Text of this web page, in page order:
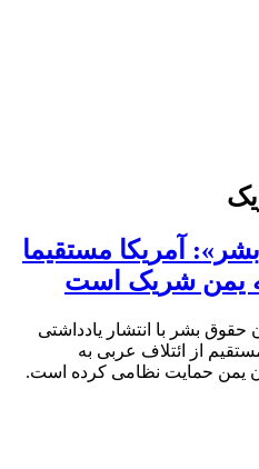
آمریکا مستقیما
یمن شریک است
حقوق بشر با انتشار یادداشتی
از ائتلاف عربی به
یمن حمایت نظامی کرده است.